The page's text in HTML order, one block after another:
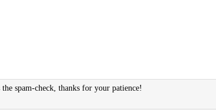
spam-check, thanks for your patience!